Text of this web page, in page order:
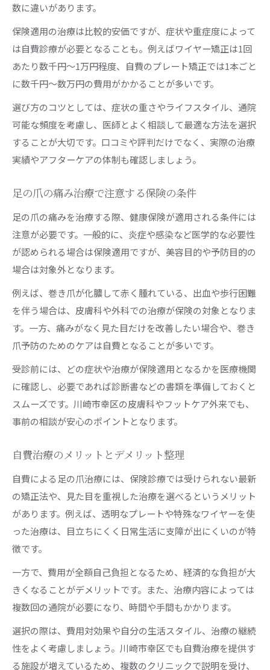
数に違いがあります。
保険適用の治療は比較的安価ですが、症状や重症度によって
は自費診療が必要となることも。例えばワイヤー矯正は1回
あたり数千円〜1万円程度、自費のプレート矯正では1本ごと
に数千円〜数万円の費用がかかることが多いです。
選び方のコツとしては、症状の重さやライフスタイル、通院
可能な頻度を考慮し、医師とよく相談して最適な方法を選択
することが大切です。口コミや評判だけでなく、実際の治療
実績やアフターケアの体制も確認しましょう。
足の爪の痛み治療で注意する保険の条件
足の爪の痛みを治療する際、健康保険が適用される条件には
注意が必要です。一般的に、炎症や感染など医学的な必要性
が認められる場合は保険適用ですが、美容目的や予防目的の
場合は対象外となります。
例えば、巻き爪が化膿して赤く腫れている、出血や歩行困難
を伴う場合は、皮膚科や外科での治療が保険の対象となりま
す。一方、痛みがなく見た目だけを改善したい場合や、巻き
爪予防のためのケアは自費となることが多いです。
受診前には、どの症状や治療が保険適用となるかを医療機関
に確認し、必要であれば診断書などの書類を準備しておくと
スムーズです。川崎市幸区の皮膚科やフットケア外来でも、
事前の相談が安心のポイントとなります。
自費治療のメリットとデメリット整理
自費による足の爪治療には、保険診療では受けられない最新
の矯正法や、見た目を重視した治療を選べるというメリット
があります。例えば、透明なプレートや特殊なワイヤーを使
った治療は、目立ちにくく日常生活に支障が出にくいのが特
徴です。
一方で、費用が全額自己負担となるため、経済的な負担が大
きくなることがデメリットです。また、治療内容によっては
複数回の通院が必要になり、時間や手間もかかります。
選択の際は、費用対効果や自分の生活スタイル、治療の継続
性をよく考慮しましょう。川崎市幸区でも自費治療を提供す
る施設が増えているため、複数のクリニックで説明を受け、